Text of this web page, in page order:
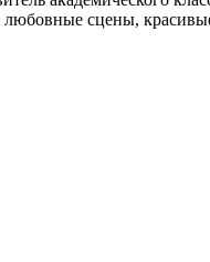
любовные сцены,